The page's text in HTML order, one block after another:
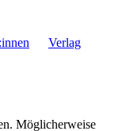
Verlag
Möglicherweise